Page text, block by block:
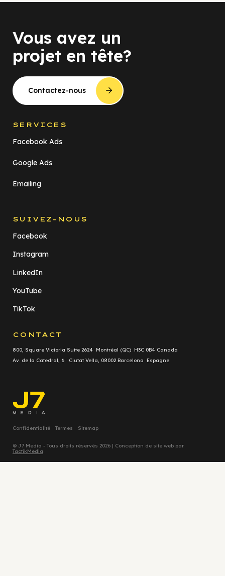
Vous avez un
projet en tête?
Contactez-nous
SERVICES
Facebook Ads
Google Ads
Emailing
SUIVEZ-NOUS
Facebook
Instagram
LinkedIn
YouTube
TikTok
CONTACT
800, Square Victoria Suite 2624 Montréal (QC) H3C 0B4 Canada
Av. de la Catedral, 6 Ciutat Vella, 08002 Barcelona Espagne
Confidentialité Termes Sitemap
© J7 Media - Tous droits réservés 2026 | Conception de site web par
TactikMedia